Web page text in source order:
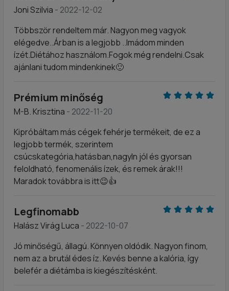
Joni Szilvia - 2022-12-02
Többször rendeltem már. Nagyon meg vagyok
elégedve..Árban is a legjobb ..Imádom minden
ízét.Diétához használom.Fogok még rendelni.Csak
ajánlani tudom mindenkinek🙂
Prémium minőség
M-B. Krisztina - 2022-11-20
Kipróbáltam más cégek fehérje termékeit, de ez a
legjobb termék, szerintem
csúcskategória,hatásban,nagyln jól és gyorsan
feloldható, fenomenális ízek, és remek árak!!!
Maradok továbbra is itt😉👍
Legfinomabb
Halász Virág Luca - 2022-10-07
Jó minőségű, állagú. Könnyen oldódik. Nagyon finom,
nem az a brutál édes íz. Kevés benne a kalória, így
belefér a diétámba is kiegészítésként.